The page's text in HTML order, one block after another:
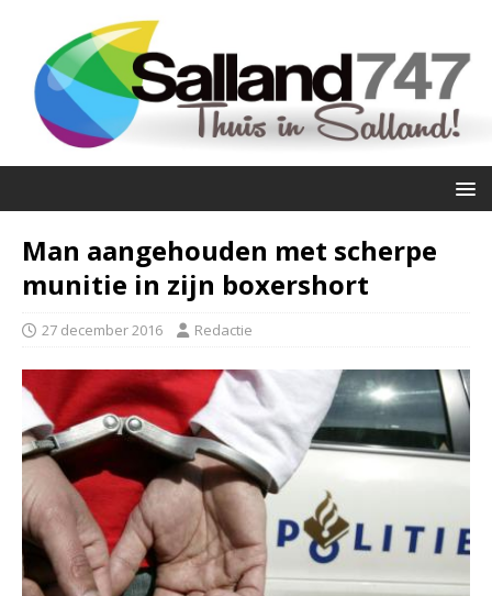
Man aangehouden met scherpe
munitie in zijn boxershort
27 december 2016 Redactie